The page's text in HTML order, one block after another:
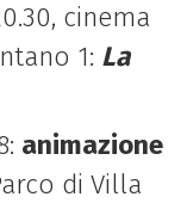
cinema
1: La
animazione
di Villa